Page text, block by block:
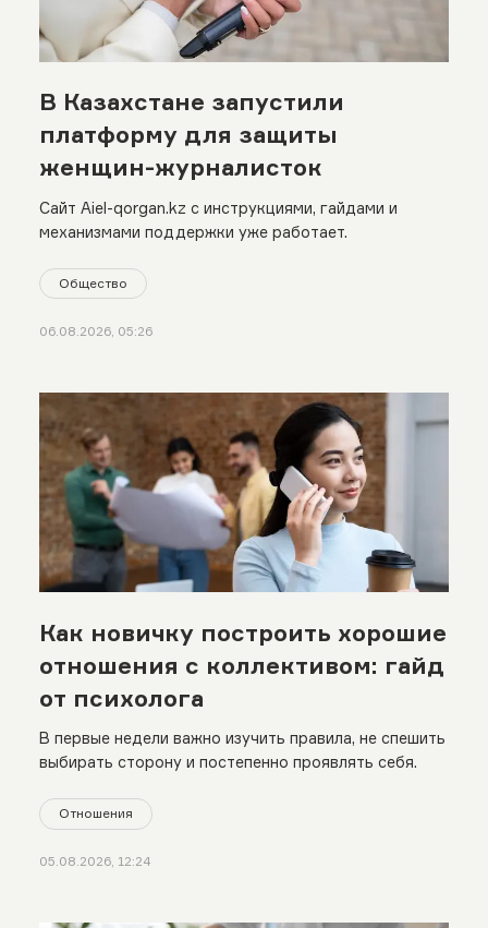
В Казахстане запустили
платформу для защиты
женщин-журналисток
Сайт Aiel-qorgan.kz с инструкциями, гайдами и
механизмами поддержки уже работает.
Общество
06.08.2026, 05:26
Как новичку построить хорошие
отношения с коллективом: гайд
от психолога
В первые недели важно изучить правила, не спешить
выбирать сторону и постепенно проявлять себя.
Отношения
05.08.2026, 12:24